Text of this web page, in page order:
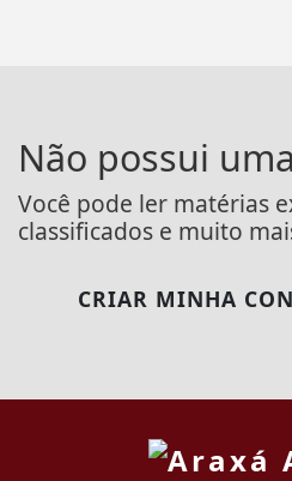
Não possui
Você pode ler matérias
classificados e muito
CRIAR MINHA